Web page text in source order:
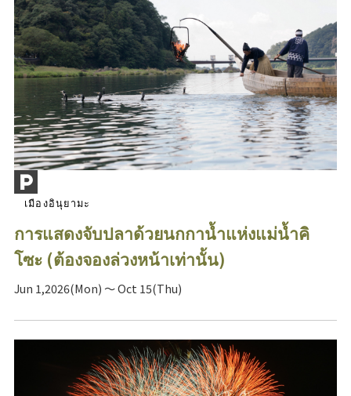
เมืองอินุยามะ
การแสดงจับปลาด้วยนกกาน้ำแห่งแม่น้ำคิ
โซะ (ต้องจองล่วงหน้าเท่านั้น)
Jun 1,2026(Mon) ～ Oct 15(Thu)